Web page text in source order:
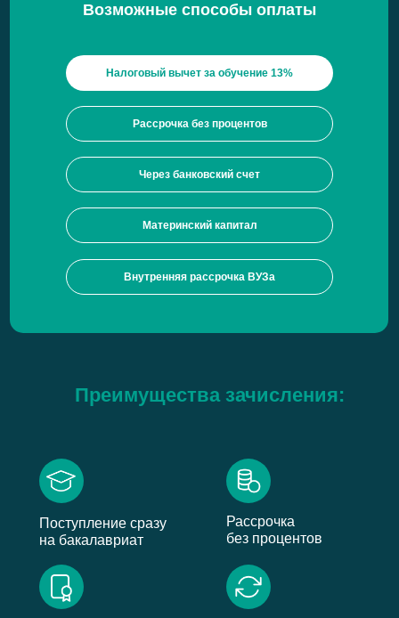
Возможные способы оплаты
Налоговый вычет за обучение 13%
Через банковский счет
Рассрочка без процентов
Внутренняя рассрочка ВУЗа
Материнский капитал
Преимущества зачисления:
Поступление сразу
на бакалавриат
Рассрочка
без процентов